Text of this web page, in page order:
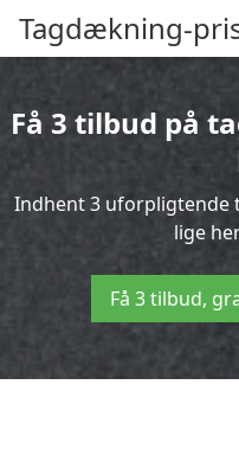
Tagdækning-
Få 3 tilbud på
Indhent 3 uforpligtende
lige
Få 3 tilbud,